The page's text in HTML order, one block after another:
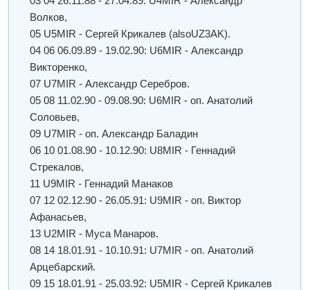
Волков,
05 U5MIR - Сергей Крикалев (alsoUZ3AK).
04 06 06.09.89 - 19.02.90: U6MIR - Александр
Викторенко,
07 U7MIR - Александр Серебров.
05 08 11.02.90 - 09.08.90: U6MIR - оп. Анатолий
Соловьев,
09 U7MIR - оп. Александр Баладин
06 10 01.08.90 - 10.12.90: U8MIR - Геннадий
Стрекалов,
11 U9MIR - Геннадий Манаков
07 12 02.12.90 - 26.05.91: U9MIR - оп. Виктор
Афанасьев,
13 U2MIR - Муса Манаров.
08 14 18.01.91 - 10.10.91: U7MIR - оп. Анатолий
Арцебарский.
09 15 18.01.91 - 25.03.92: U5MIR - Сергей Крикалев